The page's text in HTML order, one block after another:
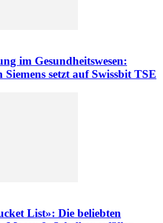
im Gesundheitswesen:
setzt auf Swissbit TSE
List»: Die beliebten